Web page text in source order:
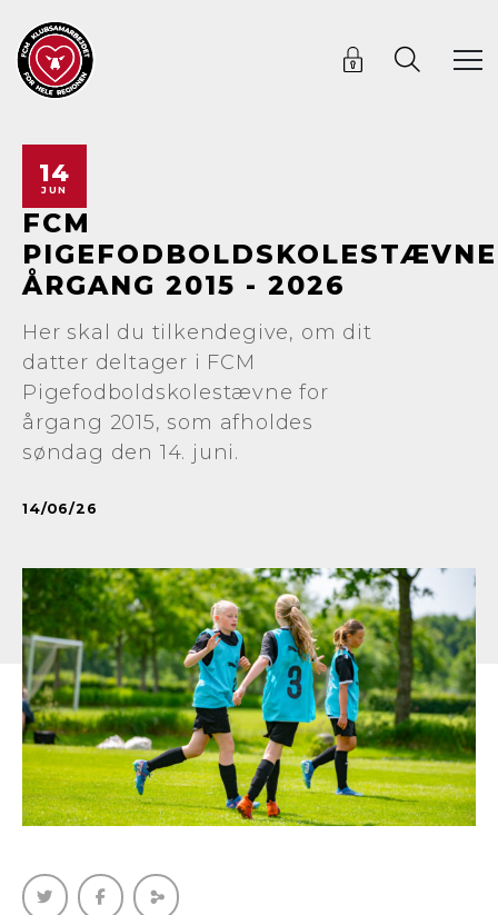
14
JUN
FCM
PIGEFODBOLDSKOLESTÆVNE
ÅRGANG 2015 - 2026
Her skal du tilkendegive, om dit
datter deltager i FCM
Pigefodboldskolestævne for
årgang 2015, som afholdes
søndag den 14. juni.
14/06/26